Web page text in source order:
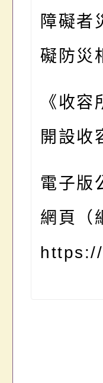
障礙者
礙防災
《收
開設收
電子版
網頁（